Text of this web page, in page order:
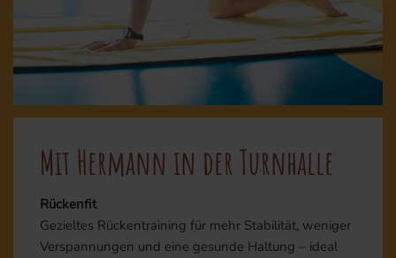
Mit Hermann in der Turnhalle
Rückenfit
Gezieltes Rückentraining für mehr Stabilität, weniger
Verspannungen und eine gesunde Haltung – ideal